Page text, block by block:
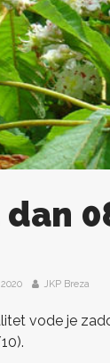
JKP Breza
vode je